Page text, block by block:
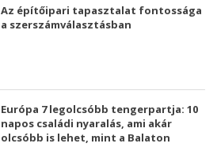
Az építőipari tapasztalat fontossága
a szerszámválasztásban
Európa 7 legolcsóbb tengerpartja: 10
napos családi nyaralás, ami akár
olcsóbb is lehet, mint a Balaton